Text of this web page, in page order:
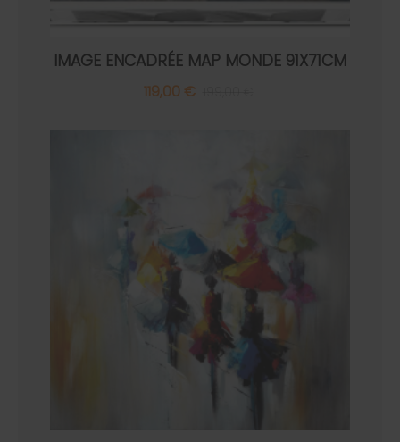
IMAGE ENCADRÉE MAP MONDE 91X71CM
119,00 €